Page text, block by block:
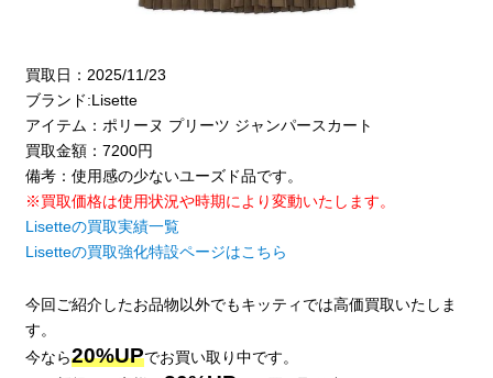
買取日：2025/11/23
ブランド:Lisette
アイテム：ポリーヌ プリーツ ジャンパースカート
買取金額：7200円
備考：使用感の少ないユーズド品です。
※買取価格は使用状況や時期により変動いたします。
Lisetteの買取実績一覧
Lisetteの買取強化特設ページはこちら
今回ご紹介したお品物以外でもキッティでは高価買取いたしま
す。
今なら20%UPでお買い取り中です。